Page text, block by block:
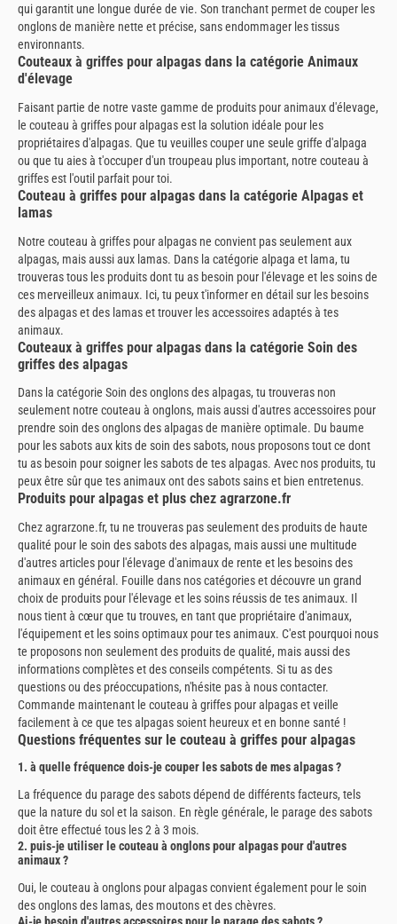
qui garantit une longue durée de vie. Son tranchant permet de couper les
onglons de manière nette et précise, sans endommager les tissus
environnants.
Couteaux à griffes pour alpagas dans la catégorie Animaux
d'élevage
Faisant partie de notre vaste gamme de produits pour animaux d'élevage,
le couteau à griffes pour alpagas est la solution idéale pour les
propriétaires d'alpagas. Que tu veuilles couper une seule griffe d'alpaga
ou que tu aies à t'occuper d'un troupeau plus important, notre couteau à
griffes est l'outil parfait pour toi.
Couteau à griffes pour alpagas dans la catégorie Alpagas et
lamas
Notre couteau à griffes pour alpagas ne convient pas seulement aux
alpagas, mais aussi aux lamas. Dans la catégorie alpaga et lama, tu
trouveras tous les produits dont tu as besoin pour l'élevage et les soins de
ces merveilleux animaux. Ici, tu peux t'informer en détail sur les besoins
des alpagas et des lamas et trouver les accessoires adaptés à tes
animaux.
Couteaux à griffes pour alpagas dans la catégorie Soin des
griffes des alpagas
Dans la catégorie Soin des onglons des alpagas, tu trouveras non
seulement notre couteau à onglons, mais aussi d'autres accessoires pour
prendre soin des onglons des alpagas de manière optimale. Du baume
pour les sabots aux kits de soin des sabots, nous proposons tout ce dont
tu as besoin pour soigner les sabots de tes alpagas. Avec nos produits, tu
peux être sûr que tes animaux ont des sabots sains et bien entretenus.
Produits pour alpagas et plus chez agrarzone.fr
Chez agrarzone.fr, tu ne trouveras pas seulement des produits de haute
qualité pour le soin des sabots des alpagas, mais aussi une multitude
d'autres articles pour l'élevage d'animaux de rente et les besoins des
animaux en général. Fouille dans nos catégories et découvre un grand
choix de produits pour l'élevage et les soins réussis de tes animaux. Il
nous tient à cœur que tu trouves, en tant que propriétaire d'animaux,
l'équipement et les soins optimaux pour tes animaux. C'est pourquoi nous
te proposons non seulement des produits de qualité, mais aussi des
informations complètes et des conseils compétents. Si tu as des
questions ou des préoccupations, n'hésite pas à nous contacter.
Commande maintenant le couteau à griffes pour alpagas et veille
facilement à ce que tes alpagas soient heureux et en bonne santé !
Questions fréquentes sur le couteau à griffes pour alpagas
1. à quelle fréquence dois-je couper les sabots de mes alpagas ?
La fréquence du parage des sabots dépend de différents facteurs, tels
que la nature du sol et la saison. En règle générale, le parage des sabots
doit être effectué tous les 2 à 3 mois.
2. puis-je utiliser le couteau à onglons pour alpagas pour d'autres
animaux ?
Oui, le couteau à onglons pour alpagas convient également pour le soin
des onglons des lamas, des moutons et des chèvres.
Ai-je besoin d'autres accessoires pour le parage des sabots ?